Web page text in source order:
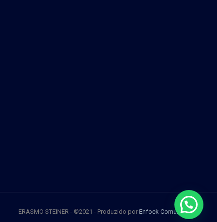
ERASMO STEINER - ©2021 - Produzido por Enfock Comunicação